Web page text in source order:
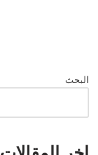
البحث